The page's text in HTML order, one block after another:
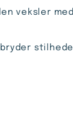
veksler